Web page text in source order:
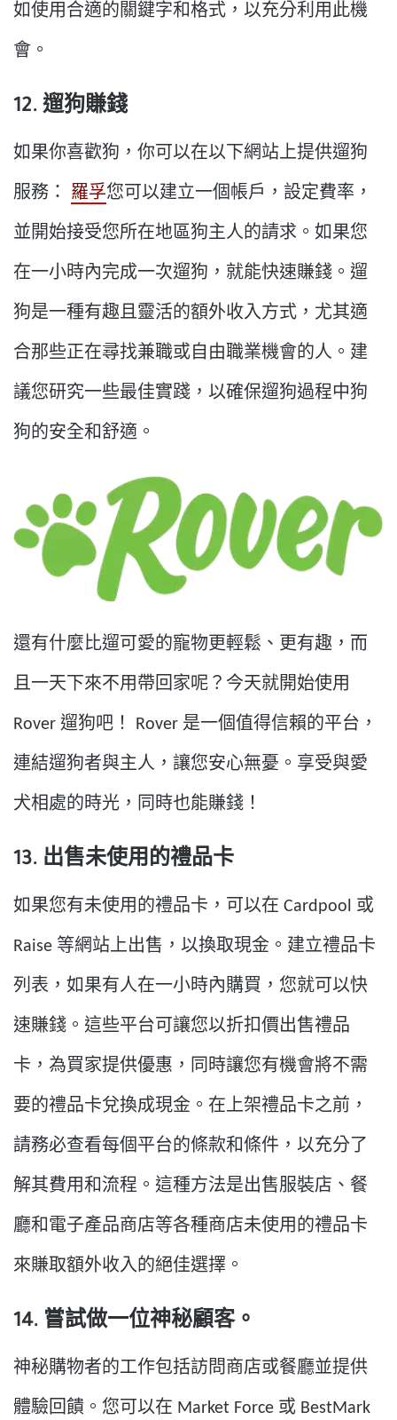
如使用合適的關鍵字和格式，以充分利用此機
會。
12. 遛狗賺錢
如果你喜歡狗，你可以在以下網站上提供遛狗
服務： 羅孚您可以建立一個帳戶，設定費率，
並開始接受您所在地區狗主人的請求。如果您
在一小時內完成一次遛狗，就能快速賺錢。遛
狗是一種有趣且靈活的額外收入方式，尤其適
合那些正在尋找兼職或自由職業機會的人。建
議您研究一些最佳實踐，以確保遛狗過程中狗
狗的安全和舒適。
還有什麼比遛可愛的寵物更輕鬆、更有趣，而
且一天下來不用帶回家呢？今天就開始使用
Rover 遛狗吧！ Rover 是一個值得信賴的平台，
連結遛狗者與主人，讓您安心無憂。享受與愛
犬相處的時光，同時也能賺錢！
13. 出售未使用的禮品卡
如果您有未使用的禮品卡，可以在 Cardpool 或
Raise 等網站上出售，以換取現金。建立禮品卡
列表，如果有人在一小時內購買，您就可以快
速賺錢。這些平台可讓您以折扣價出售禮品
卡，為買家提供優惠，同時讓您有機會將不需
要的禮品卡兌換成現金。在上架禮品卡之前，
請務必查看每個平台的條款和條件，以充分了
解其費用和流程。這種方法是出售服裝店、餐
廳和電子產品商店等各種商店未使用的禮品卡
來賺取額外收入的絕佳選擇。
14. 嘗試做一位神秘顧客。
神秘購物者的工作包括訪問商店或餐廳並提供
體驗回饋。您可以在 Market Force 或 BestMark